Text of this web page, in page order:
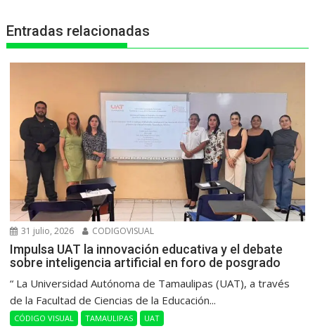
r
Entradas relacionadas
31 julio, 2026 CODIGOVISUAL
Impulsa UAT la innovación educativa y el debate
sobre inteligencia artificial en foro de posgrado
“ La Universidad Autónoma de Tamaulipas (UAT), a través
de la Facultad de Ciencias de la Educación...
CÓDIGO VISUAL TAMAULIPAS UAT